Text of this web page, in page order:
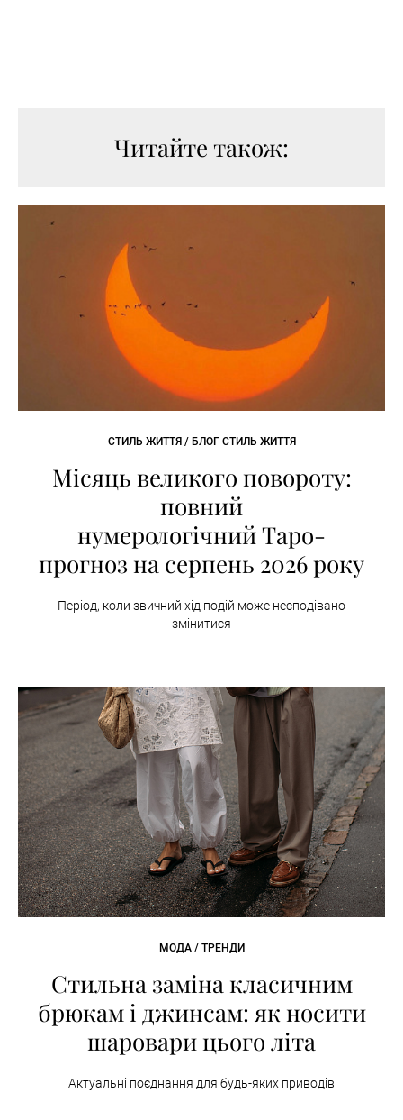
Читайте також:
СТИЛЬ ЖИТТЯ / БЛОГ СТИЛЬ ЖИТТЯ
Місяць великого повороту:
повний
нумерологічний Таро-
прогноз на серпень 2026 року
Період, коли звичний хід подій може несподівано
змінитися
МОДА / ТРЕНДИ
Стильна заміна класичним
брюкам і джинсам: як носити
шаровари цього літа
Актуальні поєднання для будь-яких приводів